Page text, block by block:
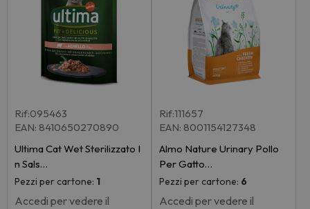
Rif:095463
EAN: 8410650270890
Ultima Cat Wet Sterilizzato I
n Sals…
Pezzi per cartone: 1
Accedi per vedere il
Rif:111657
EAN: 8001154127348
Almo Nature Urinary Pollo
Per Gatto…
Pezzi per cartone: 6
Accedi per vedere il